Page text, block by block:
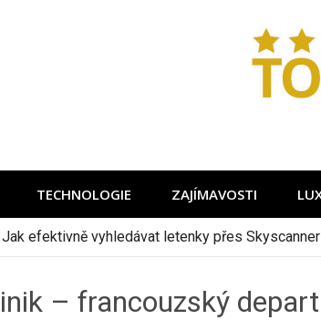
TECHNOLOGIE ZAJÍMAVOSTI
Jak efektivně vyhledávat letenky přes Skyscanner
– francouzský